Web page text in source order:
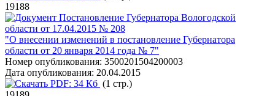
19188
Постановление Губернатора Вологодской
области от 17.04.2015 № 208
"О внесении изменений в постановление Губернатора
области от 20 января 2014 года № 7"
Номер опубликования: 3500201504200003
Дата опубликования: 20.04.2015
PDF: 34 Кб (1 стр.)